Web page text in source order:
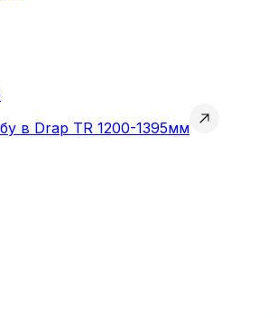
в Drap TR 1200-1395мм